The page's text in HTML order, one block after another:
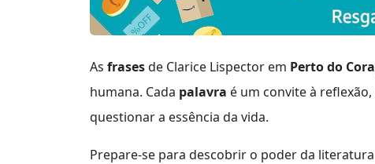
As frasesde Clarice Lispector em Perto do
humana. Cada palavra é um convite à
questionar a essência da vida.
Prepare-se para descobrir o poder da